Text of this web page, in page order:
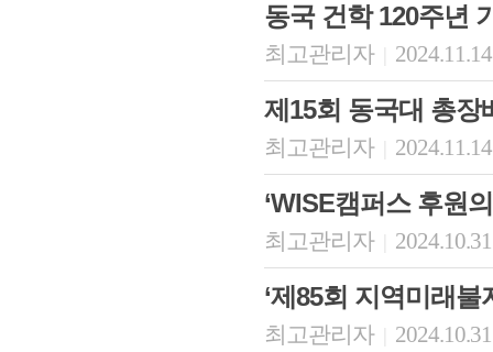
동국 건학 120주년
최고관리자
제15회 동국대 총장
최고관리자
‘WISE캠퍼스 후원
최고관리자
‘제85회 지역미래
최고관리자